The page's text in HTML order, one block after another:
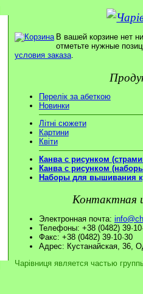
В вашей корзине нет
отметьте нужные
условия заказа.
Перелік за абеткою
Новинки
Літні сюжети
Картини
Квіти
Канва с рисунком
Канва с рисунком
Наборы для вышивания
Электронная почта:
Телефоны: +38 (0482)
Факс: +38 (0482) 39·10·30
Адрес: Кустанайская, 36,
Чарівниця является частью